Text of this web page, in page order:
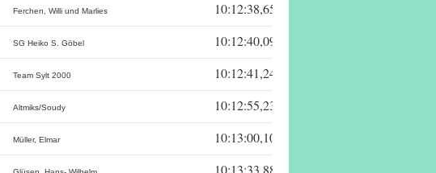
Ferchen, Willi und Marlies
10:12:38,65
SG Heiko S. Göbel
10:12:40,09
Team Sylt 2000
10:12:41,24
Altmiks/Soudy
10:12:55,23
Müller, Elmar
10:13:00,10
10:13:33,88